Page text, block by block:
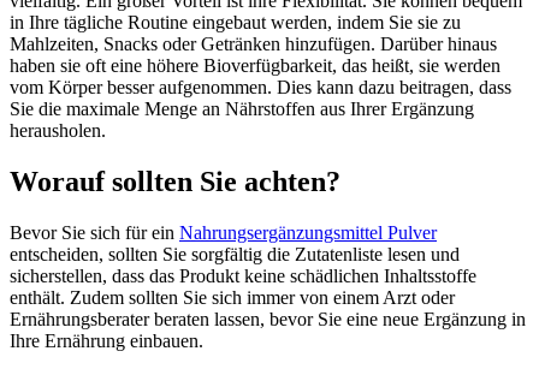
in Ihre tägliche Routine eingebaut werden, indem Sie sie zu
Mahlzeiten, Snacks oder Getränken hinzufügen. Darüber hinaus
haben sie oft eine höhere Bioverfügbarkeit, das heißt, sie werden
vom Körper besser aufgenommen. Dies kann dazu beitragen, dass
Sie die maximale Menge an Nährstoffen aus Ihrer Ergänzung
herausholen.
Worauf sollten Sie achten?
Bevor Sie sich für ein Nahrungsergänzungsmittel Pulver
entscheiden, sollten Sie sorgfältig die Zutatenliste lesen und
sicherstellen, dass das Produkt keine schädlichen Inhaltsstoffe
enthält. Zudem sollten Sie sich immer von einem Arzt oder
Ernährungsberater beraten lassen, bevor Sie eine neue Ergänzung in
Ihre Ernährung einbauen.